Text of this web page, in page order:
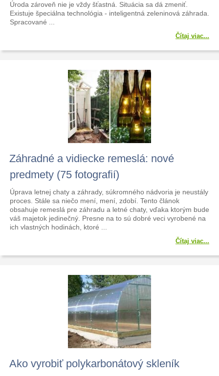
Úroda zároveň nie je vždy šťastná. Situácia sa dá zmeniť.
Existuje špeciálna technológia - inteligentná zeleninová záhrada.
Spracované ...
Čítaj viac...
Záhradné a vidiecke remeslá: nové
predmety (75 fotografií)
Úprava letnej chaty a záhrady, súkromného nádvoria je neustály
proces. Stále sa niečo mení, mení, zdobí. Tento článok
obsahuje remeslá pre záhradu a letné chaty, vďaka ktorým bude
váš majetok jedinečný. Presne na to sú dobré veci vyrobené na
ich vlastných hodinách, ktoré ...
Čítaj viac...
Ako vyrobiť polykarbonátový skleník